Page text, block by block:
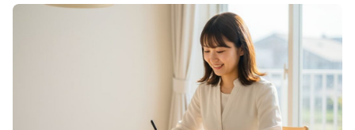
・期間限定配布中
で読める実践的内容
36歳でFIRE達成した著者が、お金のスピリ